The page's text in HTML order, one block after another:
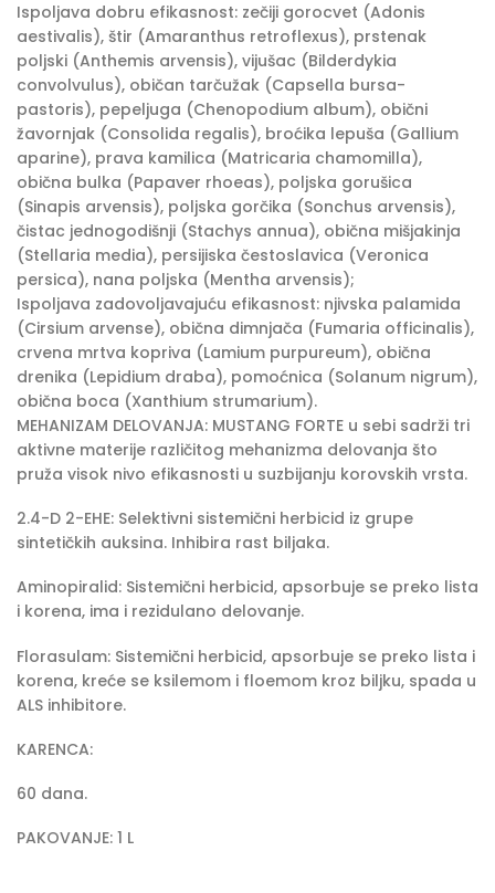
Ispoljava dobru efikasnost: zečiji gorocvet (Adonis
aestivalis), štir (Amaranthus retroflexus), prstenak
poljski (Anthemis arvensis), vijušac (Bilderdykia
convolvulus), običan tarčužak (Capsella bursa-
pastoris), pepeljuga (Chenopodium album), obični
žavornjak (Consolida regalis), broćika lepuša (Gallium
aparine), prava kamilica (Matricaria chamomilla),
obična bulka (Papaver rhoeas), poljska gorušica
(Sinapis arvensis), poljska gorčika (Sonchus arvensis),
čistac jednogodišnji (Stachys annua), obična mišjakinja
(Stellaria media), persijiska čestoslavica (Veronica
persica), nana poljska (Mentha arvensis);
Ispoljava zadovoljavajuću efikasnost: njivska palamida
(Cirsium arvense), obična dimnjača (Fumaria officinalis),
crvena mrtva kopriva (Lamium purpureum), obična
drenika (Lepidium draba), pomoćnica (Solanum nigrum),
obična boca (Xanthium strumarium).
MEHANIZAM DELOVANJA: MUSTANG FORTE u sebi sadrži tri
aktivne materije različitog mehanizma delovanja što
pruža visok nivo efikasnosti u suzbijanju korovskih vrsta.
2.4-D 2-EHE: Selektivni sistemični herbicid iz grupe
sintetičkih auksina. Inhibira rast biljaka.
Aminopiralid: Sistemični herbicid, apsorbuje se preko lista
i korena, ima i rezidulano delovanje.
Florasulam: Sistemični herbicid, apsorbuje se preko lista i
korena, kreće se ksilemom i floemom kroz biljku, spada u
ALS inhibitore.
KARENCA:
60 dana.
PAKOVANJE: 1 L